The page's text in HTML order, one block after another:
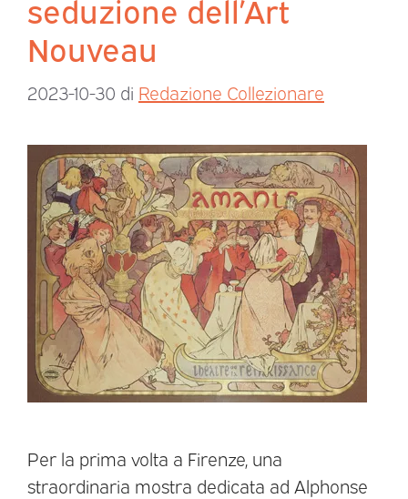
seduzione dell’Art
Nouveau
2023-10-30 di Redazione Collezionare
Per la prima volta a Firenze, una
straordinaria mostra dedicata ad Alphonse